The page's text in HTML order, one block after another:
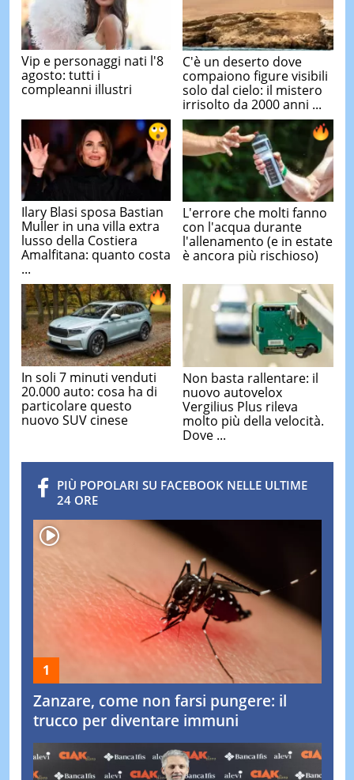
Vip e personaggi nati l'8
agosto: tutti i
compleanni illustri
C'è un deserto dove
compaiono figure visibili
solo dal cielo: il mistero
irrisolto da 2000 anni ...
Ilary Blasi sposa Bastian
Muller in una villa extra
lusso della Costiera
Amalfitana: quanto costa
...
L'errore che molti fanno
con l'acqua durante
l'allenamento (e in estate
è ancora più rischioso)
In soli 7 minuti venduti
20.000 auto: cosa ha di
particolare questo
nuovo SUV cinese
Non basta rallentare: il
nuovo autovelox
Vergilius Plus rileva
molto più della velocità.
Dove ...
PIÙ POPOLARI SU FACEBOOK NELLE ULTIME
24 ORE
Zanzare, come non farsi pungere: il
trucco per diventare immuni